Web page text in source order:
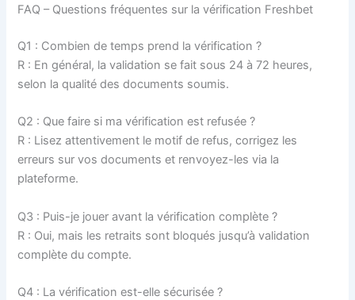
FAQ – Questions fréquentes sur la vérification Freshbet
Q1 : Combien de temps prend la vérification ?
R : En général, la validation se fait sous 24 à 72 heures,
selon la qualité des documents soumis.
Q2 : Que faire si ma vérification est refusée ?
R : Lisez attentivement le motif de refus, corrigez les
erreurs sur vos documents et renvoyez-les via la
plateforme.
Q3 : Puis-je jouer avant la vérification complète ?
R : Oui, mais les retraits sont bloqués jusqu’à validation
complète du compte.
Q4 : La vérification est-elle sécurisée ?